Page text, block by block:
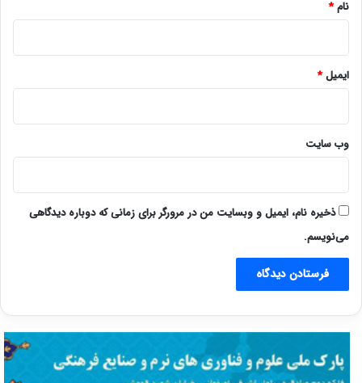
نام*
ایمیل*
وب‌ سایت
ذخیره نام، ایمیل و وبسایت من در مرورگر برای زمانی که دوباره دیدگاهی
می‌نویسم.